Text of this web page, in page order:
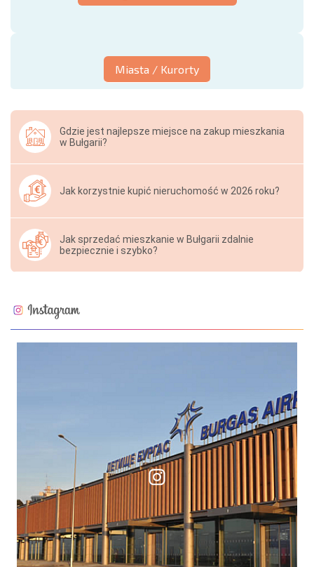
Miasta / Kurorty
Gdzie jest najlepsze miejsce na zakup mieszkania
w Bułgarii?
Jak korzystnie kupić nieruchomość w 2026 roku?
Jak sprzedać mieszkanie w Bułgarii zdalnie
bezpiecznie i szybko?